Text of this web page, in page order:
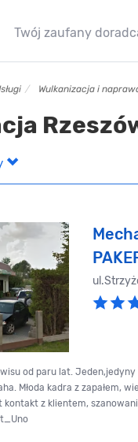
Twój zaufany
Wulkanizacja i
od paru lat.
Młoda kadra z
kontakt z klientem,